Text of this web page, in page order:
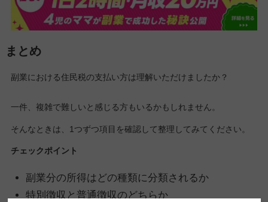
まとめ
副業における住民税の支払い方は理解いただけましたか？
一件、複雑で難しいと感じる方もいるかもしれません。
そんなときは、1つずつ項目を確認して整理してみてください。
チェックポイント
副業分の所得はどの種類に分類されるか
特別徴収と普通徴収のどちらか